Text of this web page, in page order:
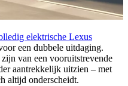
elektrische Lexus
een dubbele uitdaging.
van een vooruitstrevende
aantrekkelijk uitzien – met
altijd onderscheidt.